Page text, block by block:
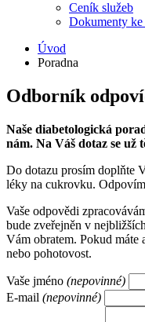
Ceník služeb
Dokumenty ke
Úvod
Poradna
Odborník
Naše diabetologická
nám. Na Váš dotaz se už
Do dotazu prosím doplňte
léky na cukrovku.
Vaše odpovědi
bude zveřejněn v
Vám obratem. Pokud máte
nebo pohotovost.
Vaše jméno (nepovinné)
E-mail (nepovinné)